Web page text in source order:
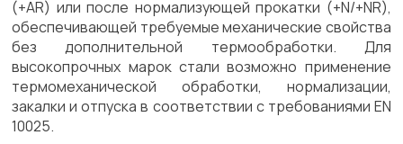
(+AR) или после нормализующей прокатки (+N/+NR),
обеспечивающей требуемые механические свойства
без дополнительной термообработки. Для
высокопрочных марок стали возможно применение
термомеханической обработки, нормализации,
закалки и отпуска в соответствии с требованиями EN
10025.